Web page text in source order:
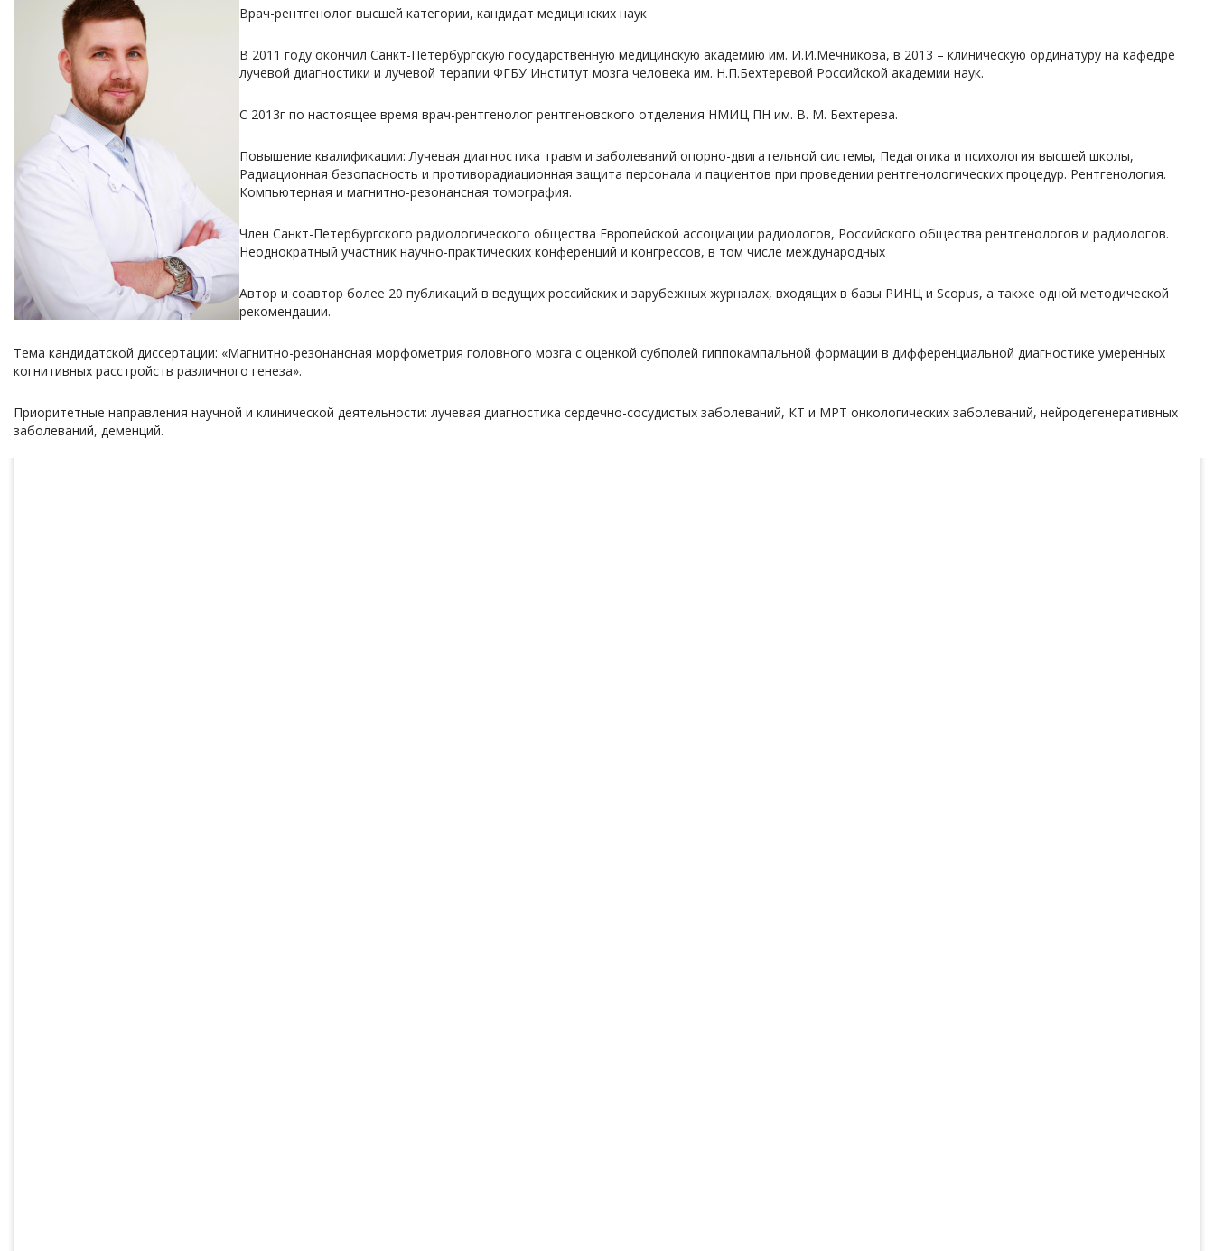
Врач-рентгенолог высшей категории, кандидат медицинских наук
В 2011 году окончил Санкт-Петербургскую государственную медицинскую академию им. И.И.Мечникова, в 2013 – клиническую ординатуру на кафедре
лучевой диагностики и лучевой терапии ФГБУ Институт мозга человека им. Н.П.Бехтеревой Российской академии наук.
С 2013г по настоящее время врач-рентгенолог рентгеновского отделения НМИЦ ПН им. В. М. Бехтерева.
Повышение квалификации: Лучевая диагностика травм и заболеваний опорно-двигательной системы, Педагогика и психология высшей школы,
Радиационная безопасность и противорадиационная защита персонала и пациентов при проведении рентгенологических процедур. Рентгенология.
Компьютерная и магнитно-резонансная томография.
Член Санкт-Петербургского радиологического общества Европейской ассоциации радиологов, Российского общества рентгенологов и радиологов.
Неоднократный участник научно-практических конференций и конгрессов, в том числе международных
Автор и соавтор более 20 публикаций в ведущих российских и зарубежных журналах, входящих в базы РИНЦ и Scopus, а также одной методической
рекомендации.
Тема кандидатской диссертации: «Магнитно-резонансная морфометрия головного мозга с оценкой субполей гиппокампальной формации в дифференциальной диагностике умеренных
когнитивных расстройств различного генеза».
Приоритетные направления научной и клинической деятельности: лучевая диагностика cердечно-сосудистых заболеваний, КТ и МРТ онкологических заболеваний, нейродегенеративных
заболеваний, деменций.